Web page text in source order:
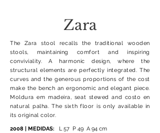
Zara
The Zara stool recalls the traditional wooden
stools, maintaining comfort and inspiring
conviviality. A harmonic design, where the
structural elements are perfectly integrated. The
curves and the generous proportions of the cost
make the bench an ergonomic and elegant piece.
Moldura em madeira, seat stewed and costo en
natural palha. The sixth floor is only available in
its original color.
2008 | MEDIDAS: L 57 P 49 A 94 cm